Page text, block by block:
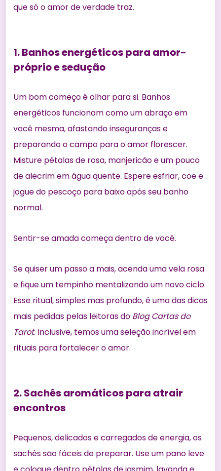
que só o amor de verdade traz.
1. Banhos energéticos para amor-
próprio e sedução
Um bom começo é olhar para si. Banhos
energéticos funcionam como um abraço em
você mesma, afastando inseguranças e
preparando o campo para o amor florescer.
Misture pétalas de rosa, manjericão e um pouco
de alecrim em água quente. Espere esfriar, coe e
jogue do pescoço para baixo após seu banho
normal.
Sentir-se amada começa dentro de você.
Se quiser um passo a mais, acenda uma vela rosa
e fique um tempinho mentalizando um novo ciclo.
Esse ritual, simples mas profundo, é uma das dicas
mais pedidas pelas leitoras do Blog Cartas do
Tarot. Inclusive, temos uma seleção incrível em
rituais para fortalecer o amor.
2. Sachês aromáticos para atrair
encontros
Pequenos, delicados e carregados de energia, os
sachês são fáceis de preparar. Use um pano leve